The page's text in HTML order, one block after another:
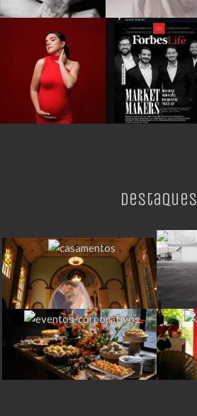
Destaques